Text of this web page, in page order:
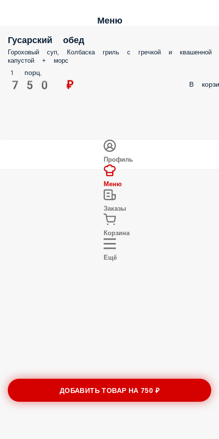
Меню
Гусарский обед
Гороховый суп, Колбаска гриль с гречкой и квашенной
капустой + морс
1 порц.
750 ₽ В
ДОБАВИТЬ ТОВАР НА750 ₽
Профиль
Меню
Заказы
Корзина
Ещё